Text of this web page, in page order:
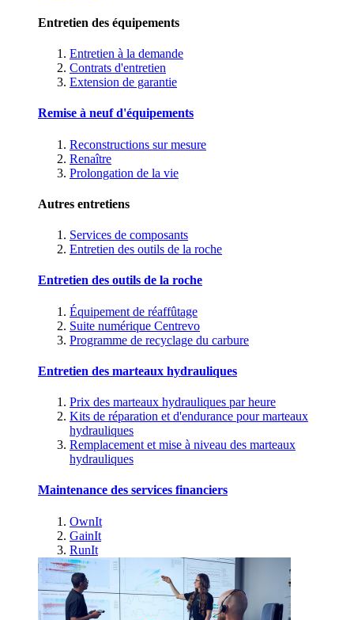
Entretien des équipements
Entretien à la demande
Contrats d'entretien
Extension de garantie
Remise à neuf d'équipements
Reconstructions sur mesure
Renaître
Prolongation de la vie
Autres entretiens
Services de composants
Entretien des outils de la roche
Entretien des outils de la roche
Équipement de réaffûtage
Suite numérique Centrevo
Programme de recyclage du carbure
Entretien des marteaux hydrauliques
Prix des marteaux hydrauliques par heure
Kits de réparation et d'endurance pour marteaux
hydrauliques
Remplacement et mise à niveau des marteaux
hydrauliques
Maintenance des services financiers
OwnIt
GainIt
RunIt